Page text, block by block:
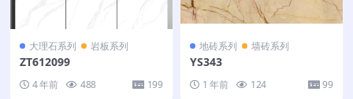
大理石系列 岩板系列
ZT612099
4 年前 488 199
地砖系列 墙砖系列
YS343
1 年前 124 99